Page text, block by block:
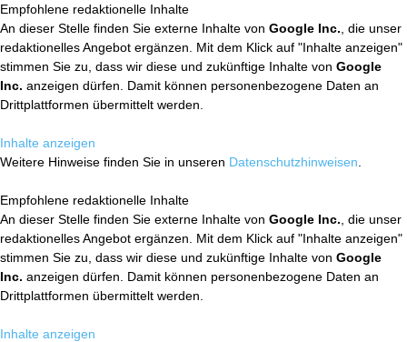
Empfohlene redaktionelle Inhalte
An dieser Stelle finden Sie externe Inhalte von Google Inc. , die unser
redaktionelles Angebot ergänzen. Mit dem Klick auf "Inhalte anzeigen"
stimmen Sie zu, dass wir diese und zukünftige Inhalte von Google
Inc. anzeigen dürfen. Damit können personenbezogene Daten an
Drittplattformen übermittelt werden.
Inhalte anzeigen
Weitere Hinweise finden Sie in unseren Datenschutzhinweisen
Empfohlene redaktionelle Inhalte
An dieser Stelle finden Sie externe Inhalte von Google Inc. , die unser
redaktionelles Angebot ergänzen. Mit dem Klick auf "Inhalte anzeigen"
stimmen Sie zu, dass wir diese und zukünftige Inhalte von Google
Inc. anzeigen dürfen. Damit können personenbezogene Daten an
Drittplattformen übermittelt werden.
Inhalte anzeigen